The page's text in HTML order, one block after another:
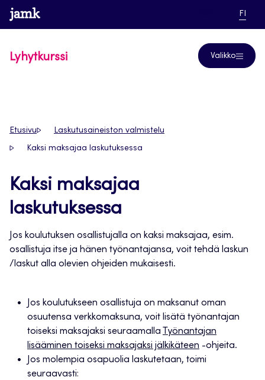
Siirry
suoraan
www.jamk.fi linkkiFI
Lyhytkurssi Valikko
Etusivu Laskutusaineiston valmistelu
Kaksi maksajaa laskutuksessa
Kaksi maksajaa
laskutuksessa
Jos koulutuksen osallistujalla on kaksi maksajaa, esim.
osallistuja itse ja hänen työnantajansa, voit tehdä laskun
/laskut alla olevien ohjeiden mukaisesti.
Jos koulutukseen osallistuja on maksanut oman
osuutensa verkkomaksuna, voit lisätä työnantajan
toiseksi maksajaksi seuraamalla Työnantajan
lisääminen toiseksi maksajaksi jälkikäteen -ohjeita.
Jos molempia osapuolia laskutetaan, toimi
seuraavasti: